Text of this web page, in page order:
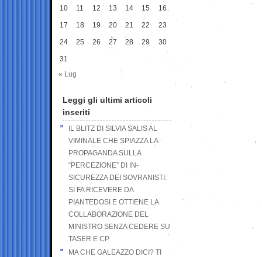
10 11 12 13 14 15 16
17 18 19 20 21 22 23
24 25 26 27 28 29 30
31
« Lug
Leggi gli ultimi articoli
inseriti
IL BLITZ DI SILVIA SALIS AL
VIMINALE CHE SPIAZZA LA
PROPAGANDA SULLA
“PERCEZIONE” DI IN-
SICUREZZA DEI SOVRANISTI:
SI FA RICEVERE DA
PIANTEDOSI E OTTIENE LA
COLLABORAZIONE DEL
MINISTRO SENZA CEDERE SU
TASER E CP
MA CHE GALEAZZO DICI? TI